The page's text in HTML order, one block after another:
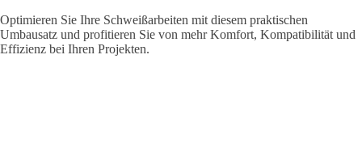
Optimieren Sie Ihre Schweißarbeiten mit diesem praktischen
Umbausatz und profitieren Sie von mehr Komfort, Kompatibilität und
Effizienz bei Ihren Projekten.